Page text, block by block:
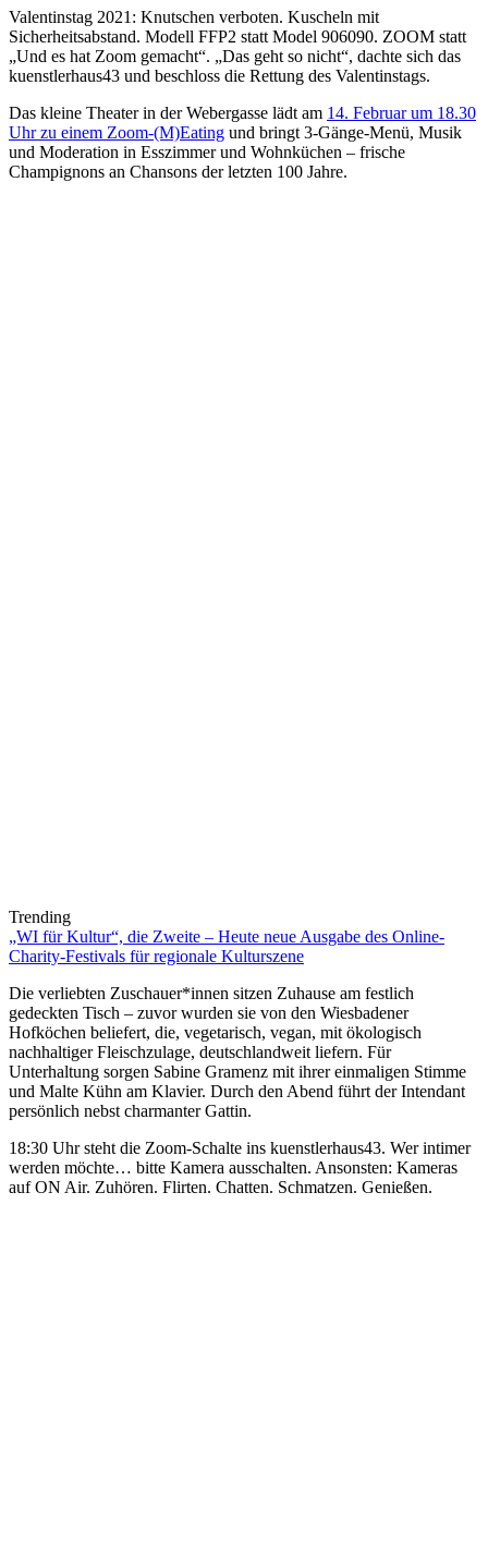
Valentinstag 2021: Knutschen verboten. Kuscheln mit
Sicherheitsabstand. Modell FFP2 statt Model 906090. ZOOM statt
„Und es hat Zoom gemacht“. „Das geht so nicht“, dachte sich das
kuenstlerhaus43 und beschloss die Rettung des Valentinstags.
Das kleine Theater in der Webergasse lädt am 14. Februar um 18.30
Uhr zu einem Zoom-(M)Eating und bringt 3-Gänge-Menü, Musik
und Moderation in Esszimmer und Wohnküchen – frische
Champignons an Chansons der letzten 100 Jahre.
Trending
„WI für Kultur“, die Zweite – Heute neue Ausgabe des Online-
Charity-Festivals für regionale Kulturszene
Die verliebten Zuschauer*innen sitzen Zuhause am festlich
gedeckten Tisch – zuvor wurden sie von den Wiesbadener
Hofköchen beliefert, die, vegetarisch, vegan, mit ökologisch
nachhaltiger Fleischzulage, deutschlandweit liefern. Für
Unterhaltung sorgen Sabine Gramenz mit ihrer einmaligen Stimme
und Malte Kühn am Klavier. Durch den Abend führt der Intendant
persönlich nebst charmanter Gattin.
18:30 Uhr steht die Zoom-Schalte ins kuenstlerhaus43. Wer intimer
werden möchte… bitte Kamera ausschalten. Ansonsten: Kameras
auf ON Air. Zuhören. Flirten. Chatten. Schmatzen. Genießen.